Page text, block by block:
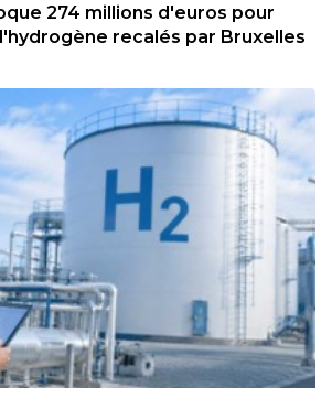
274 millions d'euros pour
recalés par Bruxelles